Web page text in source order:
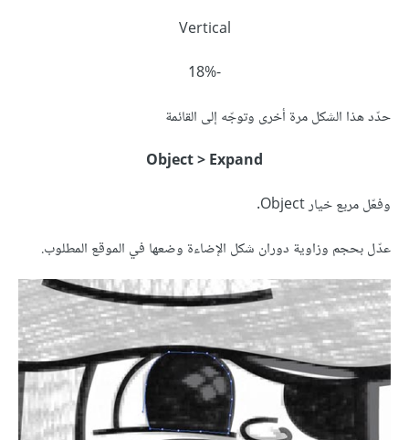
Vertical
-18%
حدّد هذا الشكل مرة أخرى وتوجّه إلى القائمة
Object > Expand
وفعّل مربع خيار Object.
عدّل بحجم وزاوية دوران شكل الإضاءة وضعها في الموقع المطلوب.